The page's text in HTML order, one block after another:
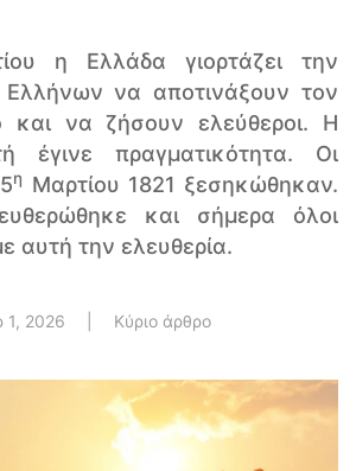
η Ελλάδα γιορτάζει την
να αποτινάξουν τον
και να ζήσουν ελεύθεροι. Η
έγινε πραγματικότητα. Οι
η
Μαρτίου 1821 ξεσηκώθηκαν.
και σήμερα όλοι
αυτή την ελευθερία.
1, 2026 Κύριο άρθρο